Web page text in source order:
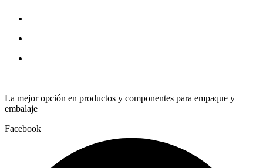
La mejor opción en productos y componentes para empaque y
embalaje
Facebook